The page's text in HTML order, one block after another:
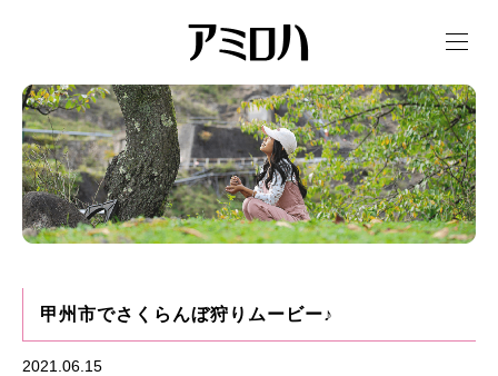
t
g
l
e
n
a
v
i
g
a
t
甲州市でさくらんぼ狩りムービー♪
2021.06.15